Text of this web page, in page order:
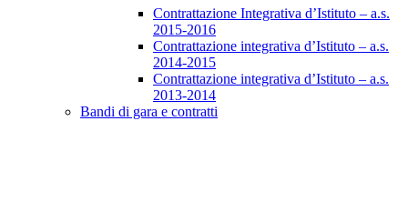
Contrattazione Integrativa d’Istituto – a.s.
2015-2016
Contrattazione integrativa d’Istituto – a.s.
2014-2015
Contrattazione integrativa d’Istituto – a.s.
2013-2014
Bandi di gara e contratti